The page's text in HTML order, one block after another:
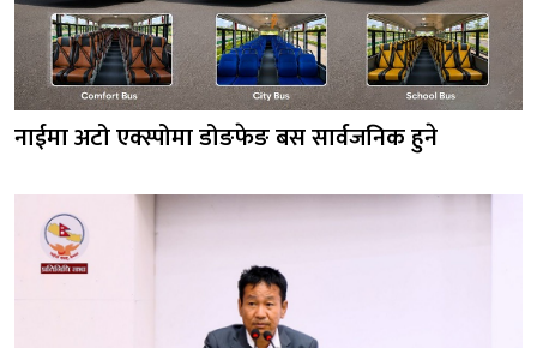
नाईमा अटो एक्स्पोमा डोङफेङ बस सार्वजनिक हुने